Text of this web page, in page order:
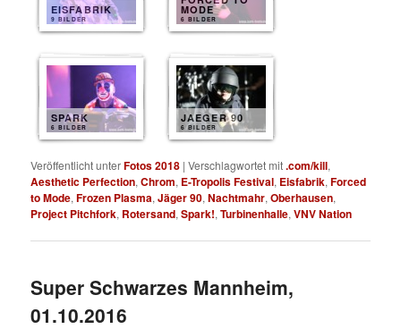
EISFABRIK
9 BILDER
MODE
6 BILDER
SPARK
6 BILDER
JAEGER 90
6 BILDER
Veröffentlicht unterFotos 2018 |Verschlagwortet mit.com/kill,
Aesthetic Perfection,Chrom, E-Tropolis Festival, Eisfabrik,Forced
to Mode,Frozen Plasma,Jäger 90,Nachtmahr,Oberhausen,
Project Pitchfork, Rotersand,Spark!,Turbinenhalle,VNV Nation
Super Schwarzes Mannheim,
01.10.2016